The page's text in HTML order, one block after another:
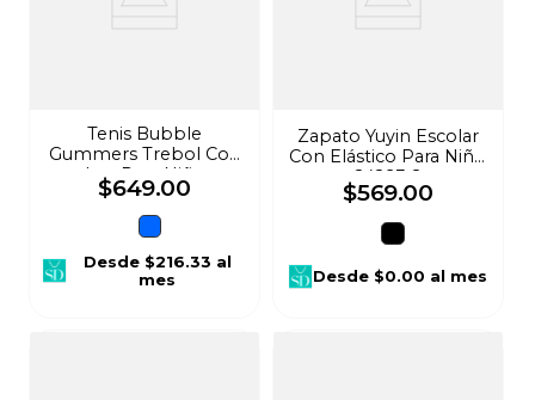
Tenis Bubble
Gummers Trebol Con
Luz Para Niño
25997296
$649.00
Desde$216.33 al
mes
Zapato Yuyin Escolar
Con Elástico Para Niño
24293-2
$569.00
Desde $0.00 al mes